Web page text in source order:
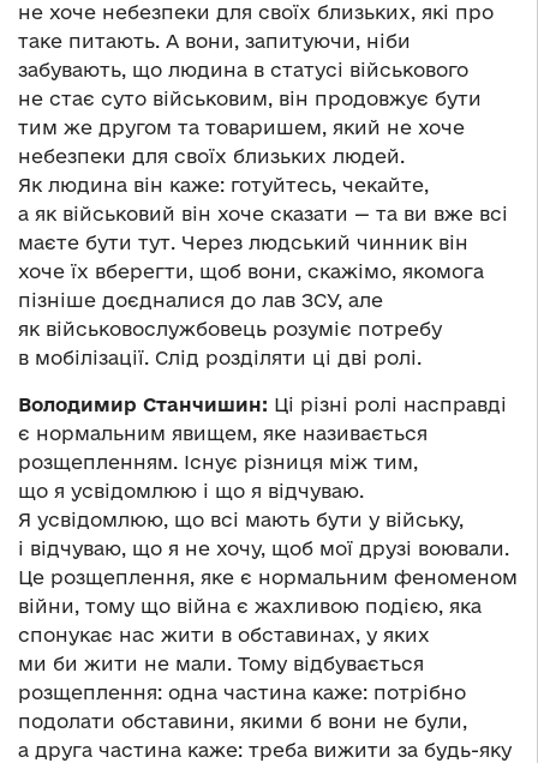
не хоче небезпеки для своїх близьких, які про
таке питають. А вони, запитуючи, ніби
забувають, що людина в статусі військового
не стає суто військовим, він продовжує бути
тим же другом та товаришем, який не хоче
небезпеки для своїх близьких людей.
Як людина він каже: готуйтесь, чекайте,
а як військовий він хоче сказати — та ви вже всі
маєте бути тут. Через людський чинник він
хоче їх вберегти, щоб вони, скажімо, якомога
пізніше доєдналися до лав ЗСУ, але
як військовослужбовець розуміє потребу
в мобілізації. Слід розділяти ці дві ролі.
Володимир Станчишин: Ці різні ролі насправді
є нормальним явищем, яке називається
розщепленням. Існує різниця між тим,
що я усвідомлюю і що я відчуваю.
Я усвідомлюю, що всі мають бути у війську,
і відчуваю, що я не хочу, щоб мої друзі воювали.
Це розщеплення, яке є нормальним феноменом
війни, тому що війна є жахливою подією, яка
спонукає нас жити в обставинах, у яких
ми би жити не мали. Тому відбувається
розщеплення: одна частина каже: потрібно
подолати обставини, якими б вони не були,
а друга частина каже: треба вижити за будь-яку